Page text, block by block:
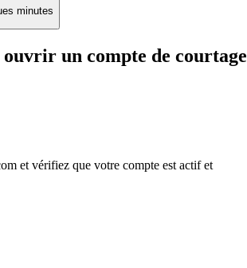
minutes
ouvrir un compte de courtage
et vérifiez que votre compte est actif et